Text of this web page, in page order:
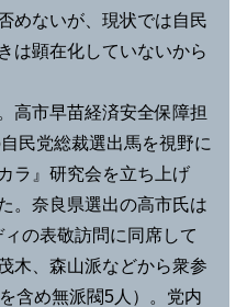
めないが、現状では自民
は顕在化していないから
高市早苗経済安全保障担
民党総裁選出馬を視野に
ラ』研究会を立ち上げ
。奈良県選出の高市氏は
の表敬訪問に同席して
木、森山派などから衆参
含め無派閥5人）。党内